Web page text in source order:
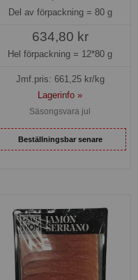
Del av förpackning = 80 g
634,80 kr
Hel förpackning = 12*80 g
Jmf.pris: 661,25kr/kg
Lagerinfo »
Säsongsvara jul
Beställningsbar senare